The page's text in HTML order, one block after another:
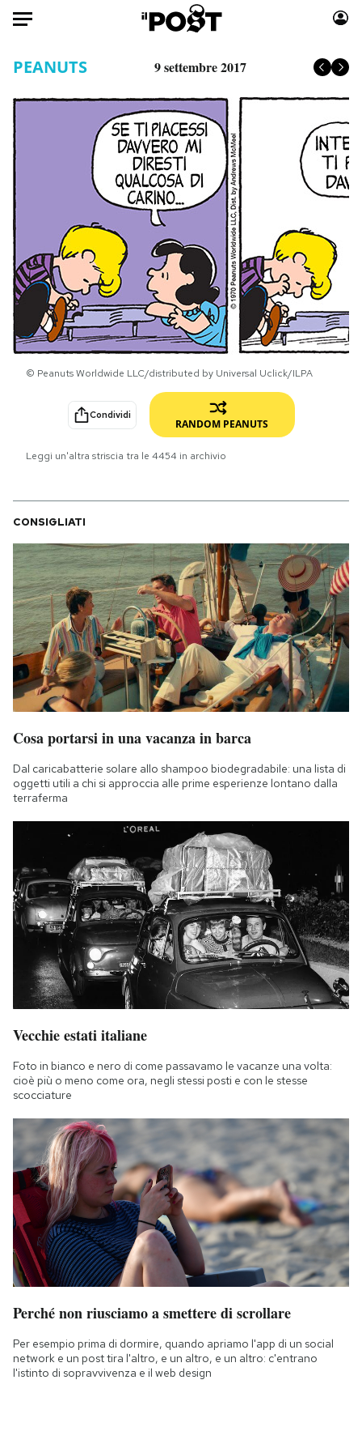
HOME
Tecnologia
Internet
Scienza
Cultura
Economia
Sport
Moda
Libri
Consumismi
Storie/Idee
Ok Boomer!
Media
Europa
Altrecose
Mondiali calcio 2026
NEWSLETTER
I MIEI PREFERITI
SHOP
CALENDARIO
AREA PERSONALE
Area Personale
Notifiche mobile
Hai bisogno di aiuto?
Esci
PEANUTS 9 settembre 2017
© Peanuts Worldwide LLC/distributed by Universal Uclick/ILPA
Condividi
RANDOM PEANUTS
Leggi un'altra striscia tra le 4454 in archivio
CONSIGLIATI
Cosa portarsi in una vacanza in barca
Dal caricabatterie solare allo shampoo biodegradabile: una lista di
oggetti utili a chi si approccia alle prime esperienze lontano dalla
terraferma
Vecchie estati italiane
Foto in bianco e nero di come passavamo le vacanze una volta:
cioè più o meno come ora, negli stessi posti e con le stesse
scocciature
Perché non riusciamo a smettere di scrollare
Per esempio prima di dormire, quando apriamo l'app di un social
network e un post tira l'altro, e un altro, e un altro: c'entrano
l'istinto di sopravvivenza e il web design